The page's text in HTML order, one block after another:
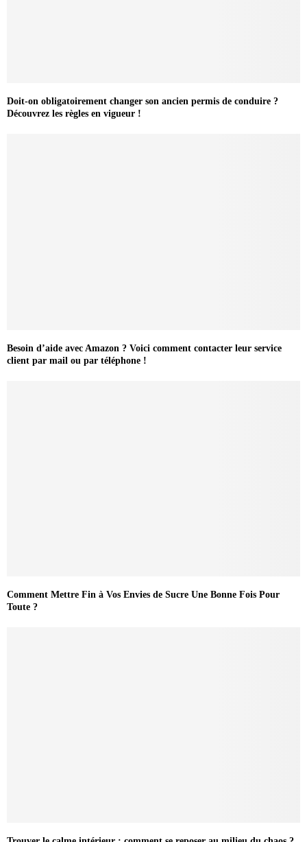
Doit-on obligatoirement changer son ancien permis de conduire ?
Découvrez les règles en vigueur !
Besoin d’aide avec Amazon ? Voici comment contacter leur service
client par mail ou par téléphone !
Comment Mettre Fin à Vos Envies de Sucre Une Bonne Fois Pour
Toute ?